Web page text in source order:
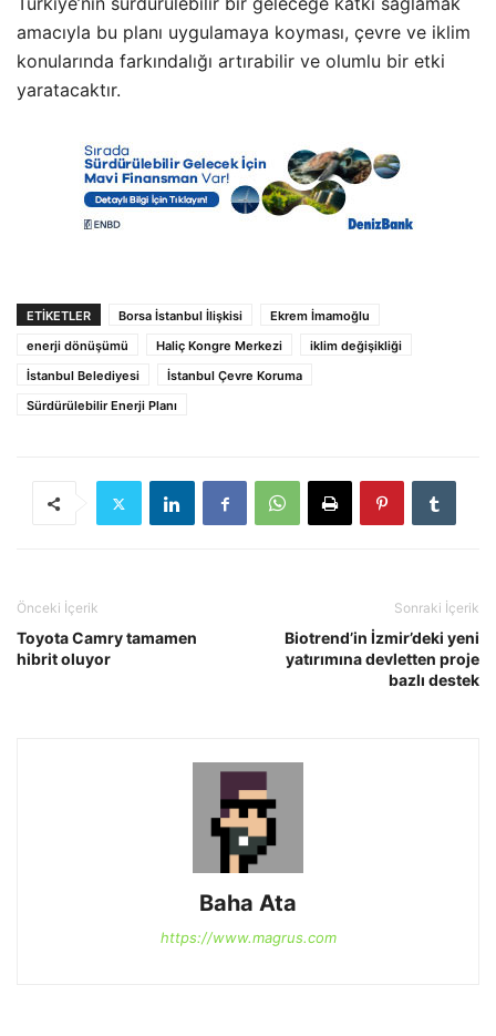
amacıyla bu planı uygulamaya koyması, çevre ve iklim
konularında farkındalığı artırabilir ve olumlu bir etki
yaratacaktır.
ETIKETLER Borsa İstanbul İlişkisi
Ekrem İmamoğlu
enerji dönüşümü
Haliç Kongre Merkezi
iklim değişikliği
İstanbul Belediyesi
İstanbul Çevre Koruma
Sürdürülebilir Enerji Planı
Önceki İçerik
Toyota Camry tamamen
hibrit oluyor
Sonraki İçerik
Biotrend’in İzmir’deki yeni
yatırımına devletten proje
bazlı destek
Baha Ata
https://www.magrus.com